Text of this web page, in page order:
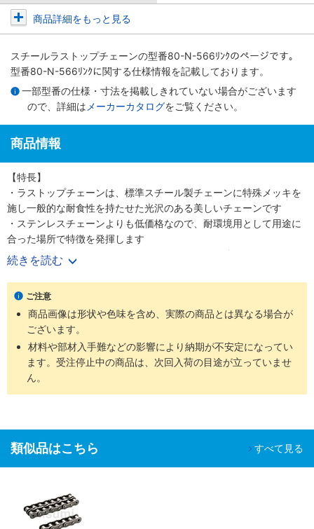
商品詳細をもっと見る
スチールラストップチェーンの型番80-N-566ﾘﾝｸのページです。
型番80-N-566ﾘﾝｸに関する仕様情報を記載しております。
一部型番の仕様・寸法を掲載しきれていない場合がございます
ので、詳細は メーカーカタログをご覧ください。
商品情報
【特長】
・ラストップチェーンは、標準スチール製チェーンに特殊メッキを
施し一般的な耐食性を持たせた光沢のある美しいチェーンです
・ステンレスチェーンよりも低価格なので、耐環境用として用途に
合った場所で特徴を発揮します
・引張強さについてはステンレスチェーンよりも強いです
【用途】
・ラストップチェーンはほとんどのローラチェーン、ニバイピッチ
等のアタッチメント付チェーンにも適用可能です
・耐環境用として軽い腐食環境にさらされる屋外使用に最適です
続きを読む
ご注意
商品画像は形状や色味を含め、実際の商品とは異なる場合が
ございます。
材料や部材入手難などの影響により納期が不安定になってい
ます。受注停止中の商品は、次回入荷の目途が立っていませ
ん。
類似品はこちら すべて見る